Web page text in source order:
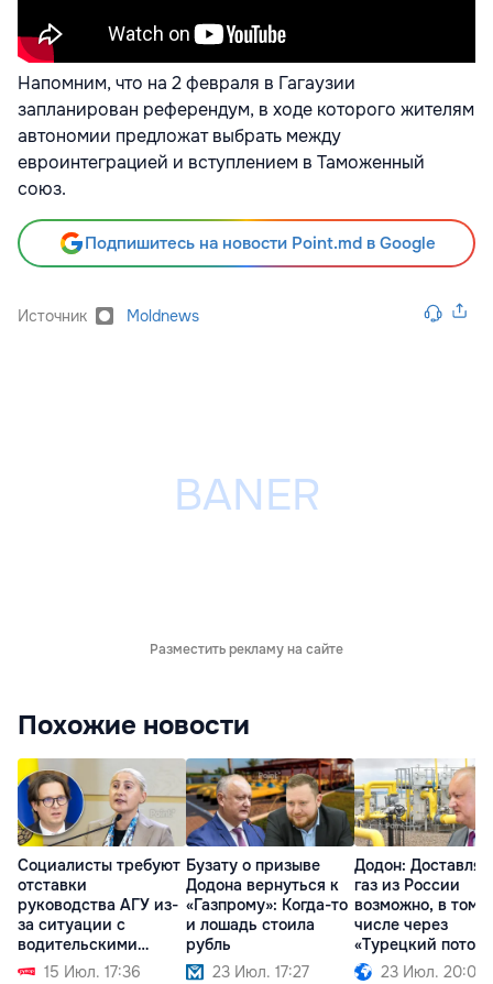
Напомним, что на 2 февраля в Гагаузии
запланирован референдум, в ходе которого жителям
автономии предложат выбрать между
евроинтеграцией и вступлением в Таможенный
союз.
Подпишитесь на новости Point.md в Google
Источник Moldnews
Разместить рекламу на сайте
Похожие новости
Социалисты требуют
отставки
руководства АГУ из-
за ситуации с
водительскими
правами
15 Июл. 17:36
Бузату о призыве
Додона вернуться к
«Газпрому»: Когда-то
и лошадь стоила
рубль
23 Июл. 17:27
Додон:
газ из России
возможно, в том
числе через
«Турецкий поток»
23 Июл. 20:09